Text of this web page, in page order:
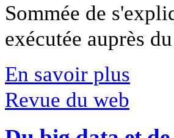
Sommée de
exécutée auprès
En savoir plus
Revue du web